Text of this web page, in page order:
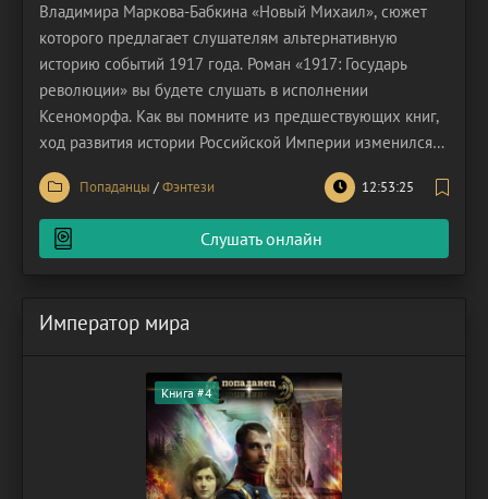
Владимира Маркова-Бабкина «Новый Михаил», сюжет
которого предлагает слушателям альтернативную
историю событий 1917 года. Роман «1917: Государь
революции» вы будете слушать в исполнении
Ксеноморфа. Как вы помните из предшествующих книг,
ход развития истории Российской Империи изменился
из-за случая попаданства главного героя в тело брата
Императора. Когда революция уже созрела, её
невозможно остановить, но есть шанс возглавить
мятежников и направить их
Попаданцы /Фэнтези 12:53:25
Слушать онлайн
Император мира
Книга #4